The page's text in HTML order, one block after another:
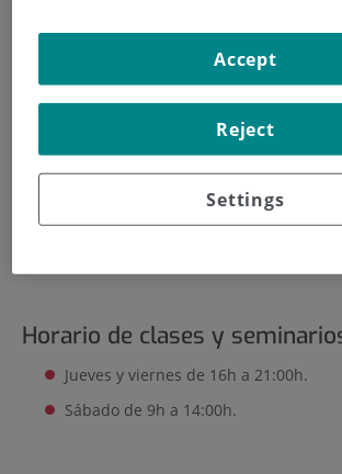
Calendario y fechas destacadas:
Inicio del máster: 26 de septiembre
desde el 26 de
Período de Prácticas:23 de
de 2020. (Plazo para realizar las
prácticas)
Horario de clases y
Jueves y viernes de 16h a 21:00h.
Sábado de 9h a 14:00h.
Settings
Reject
Accept